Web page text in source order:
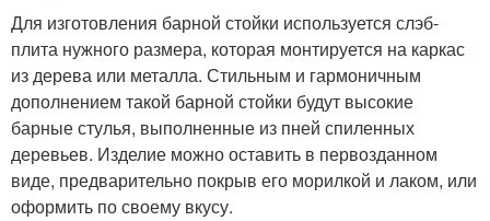
Для изготовления барной стойки используется слэб-
плита нужного размера, которая монтируется на каркас
из дерева или металла. Стильным и гармоничным
дополнением такой барной стойки будут высокие
барные стулья, выполненные из пней спиленных
деревьев. Изделие можно оставить в первозданном
виде, предварительно покрыв его морилкой и лаком, или
оформить по своему вкусу.